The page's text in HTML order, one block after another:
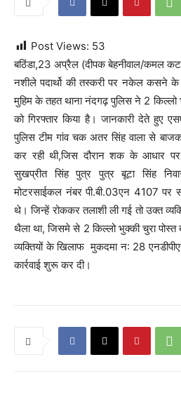
Post Views: 53
बठिंडा,23 अप्रैल (दीपक बेहनीवाल/कमल
नशीले पदार्थो की तस्करी पर नकेल कसने के
मुहिम के तहत थाना नंदगढ़ पुलिस ने 2 किल्लो
को गिरफ्तार किया है। जानकारी देते हुए
पुलिस टीम गांव चक अतर सिंह वाला से
कर रही थी,जिस दौरान शक के आधार पर
सुखप्रीत सिंह पुत्र पुत्र बूटा सिंह
मोटरसाईकल नंबर पी.बी.03एन 4107 पर
थे। जिन्हें रोककर तलाशी ली गई तो उक्त
थैला था, जिसमे से 2 किल्लो भुक्की चुरा
व्यक्तियों के खिलाफ मुकदमा न: 28
कार्रवाई शुरू कर दी।